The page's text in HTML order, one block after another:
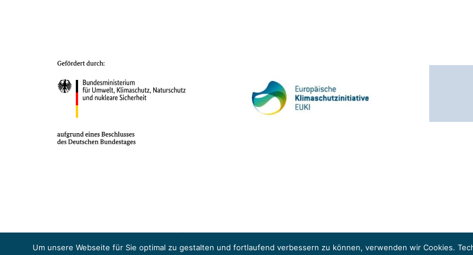
Das Projekt YOUNG ENERGY EUROPE wird gefördert durch die Europäische Klimaschutzinitiative (EUKI). Die EUKI ist ein
Abkommens voranzutreiben.
Um unsere Webseite für Sie optimal zu gestalten und fortlaufend verbessern zu können, verwenden wir Cookies.